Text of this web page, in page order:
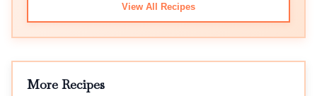
View All Recipes
More Recipes